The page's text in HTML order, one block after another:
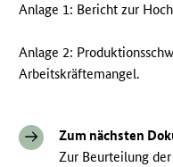
Anlage 1: Bericht zur
Anlage 2:
Arbeitskräftemangel.
Zum nächsten
Zur Beurteilung